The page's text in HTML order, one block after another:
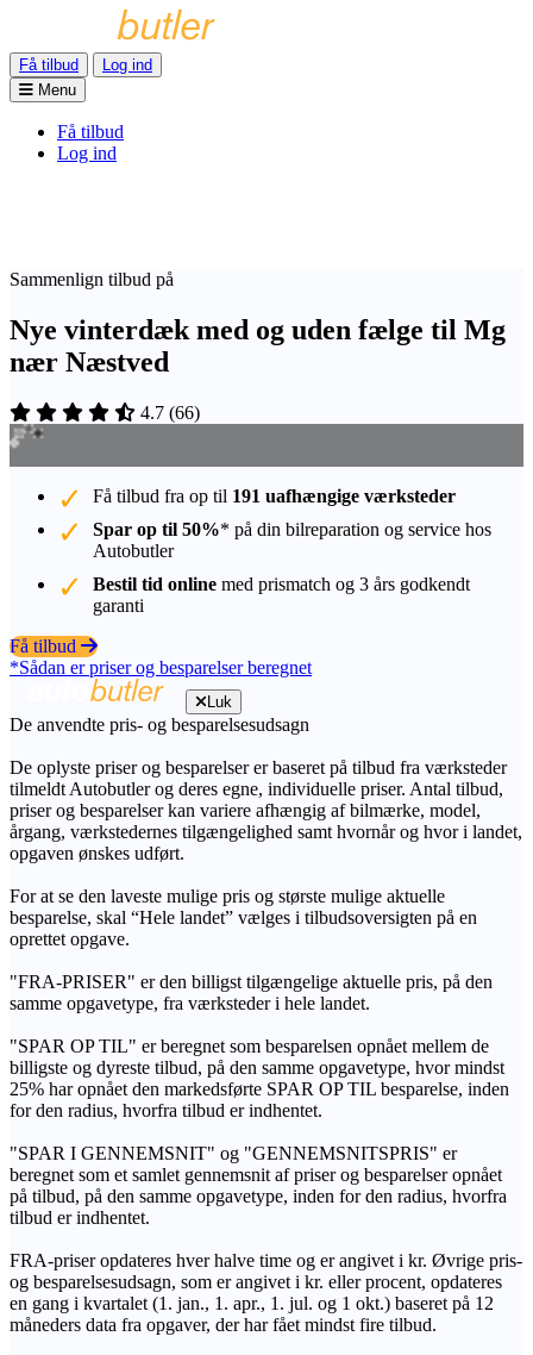
Få tilbud
Log ind
Menu
Få tilbud
Log ind
Sammenlign tilbud på
Nye vinterdæk med og uden fælge til Mg
nær Næstved
4.7 (66)
Få tilbud fra op til 191 uafhængige værksteder
Spar op til 50%* på din bilreparation og service hos
Autobutler
Bestil tid online med prismatch og 3 års godkendt
garanti
Få tilbud
*Sådan er priser og besparelser beregnet
Luk
De anvendte pris- og besparelsesudsagn
De oplyste priser og besparelser er baseret på tilbud fra værksteder
tilmeldt Autobutler og deres egne, individuelle priser. Antal tilbud,
priser og besparelser kan variere afhængig af bilmærke, model,
årgang, værkstedernes tilgængelighed samt hvornår og hvor i landet,
opgaven ønskes udført.
For at se den laveste mulige pris og største mulige aktuelle
besparelse, skal “Hele landet” vælges i tilbudsoversigten på en
oprettet opgave.
"FRA-PRISER" er den billigst tilgængelige aktuelle pris, på den
samme opgavetype, fra værksteder i hele landet.
"SPAR OP TIL" er beregnet som besparelsen opnået mellem de
billigste og dyreste tilbud, på den samme opgavetype, hvor mindst
25% har opnået den markedsførte SPAR OP TIL besparelse, inden
for den radius, hvorfra tilbud er indhentet.
"SPAR I GENNEMSNIT" og "GENNEMSNITSPRIS" er
beregnet som et samlet gennemsnit af priser og besparelser opnået
på tilbud, på den samme opgavetype, inden for den radius, hvorfra
tilbud er indhentet.
FRA-priser opdateres hver halve time og er angivet i kr. Øvrige pris-
og besparelsesudsagn, som er angivet i kr. eller procent, opdateres
en gang i kvartalet (1. jan., 1. apr., 1. jul. og 1 okt.) baseret på 12
måneders data fra opgaver, der har fået mindst fire tilbud.